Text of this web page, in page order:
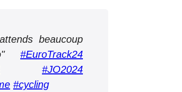
beaucoup
#EuroTrack24
#JO2024
#cycling